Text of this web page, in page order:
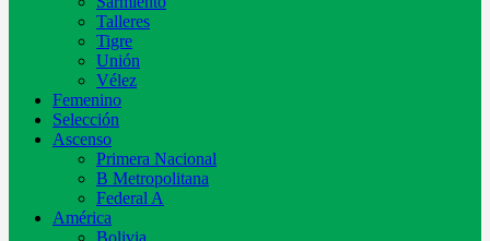
Talleres
Tigre
Unión
Vélez
Femenino
Selección
Ascenso
Primera Nacional
B Metropolitana
Federal A
América
Bolivia